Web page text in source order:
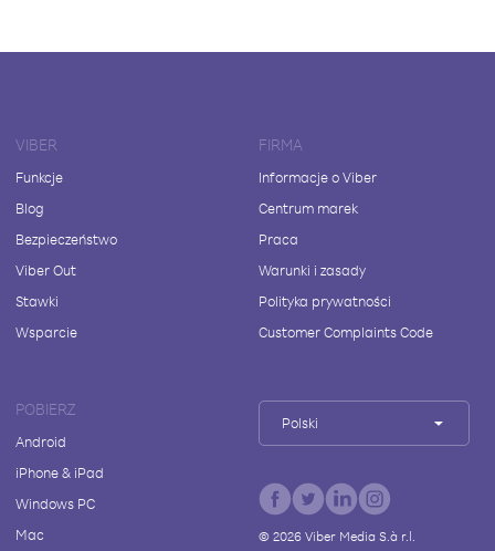
VIBER
Funkcje
Blog
Bezpieczeństwo
Viber Out
Stawki
Wsparcie
FIRMA
Informacje o Viber
Centrum marek
Praca
Warunki i zasady
Polityka prywatności
Customer Complaints Code
POBIERZ
Android
iPhone & iPad
Windows PC
Mac
Polski
© 2026Viber Media S.à r.l.